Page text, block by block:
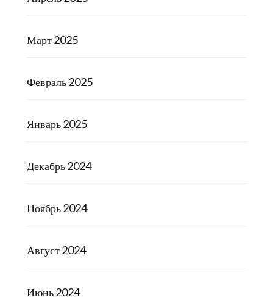
Март 2025
Февраль 2025
Январь 2025
Декабрь 2024
Ноябрь 2024
Август 2024
Июнь 2024